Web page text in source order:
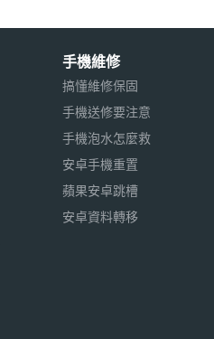
手機維修
搞懂維修保固
手機送修要注意
手機泡水怎麼救
安卓手機重置
蘋果安卓跳槽
安卓資料轉移